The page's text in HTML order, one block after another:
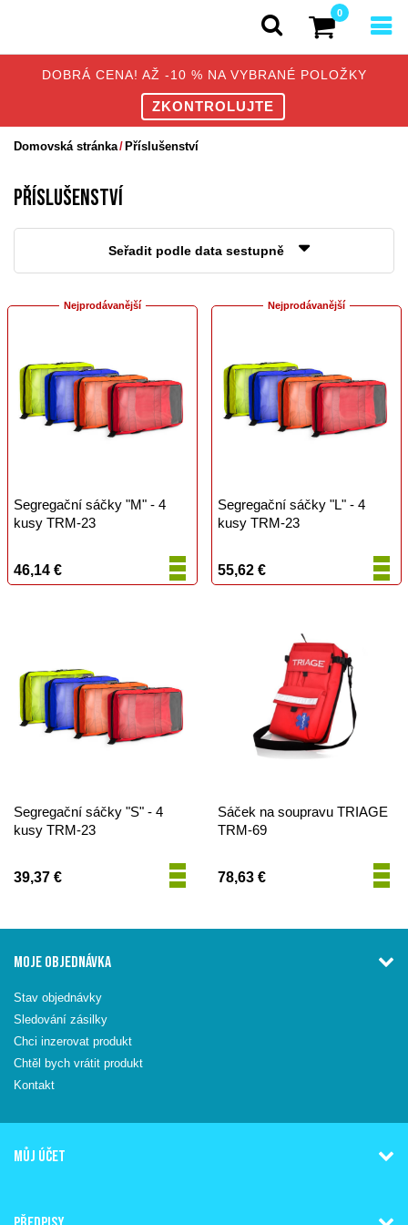
DOBRÁ CENA! AŽ -10 % NA VYBRANÉ POLOŽKY
ZKONTROLUJTE
0
Domovská stránka Příslušenství
PŘÍSLUŠENSTVÍ
Seřadit podle data sestupně
Nejprodávanější
Segregační sáčky "M" - 4
kusy TRM-23
46,14 €
Nejprodávanější
Segregační sáčky "L" - 4
kusy TRM-23
55,62 €
Segregační sáčky "S" - 4
kusy TRM-23
39,37 €
Sáček na soupravu TRIAGE
TRM-69
78,63 €
MOJE OBJEDNÁVKA
Stav objednávky
Sledování zásilky
Chci inzerovat produkt
Chtěl bych vrátit produkt
Kontakt
MŮJ ÚČET